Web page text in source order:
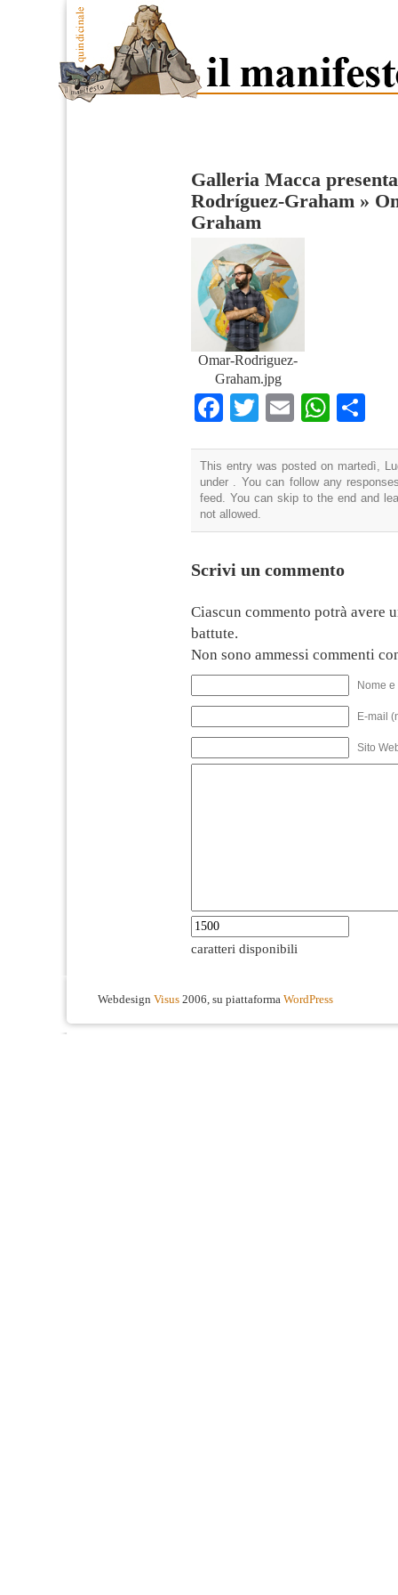
Galleria Macca
Rodríguez-Graham »
Graham
Omar-Rodriguez-
Graham.jpg
Facebook
TwitterEmail
This entry was posted on martedì,
under . You can follow any
feed. You can skip to the end and
not allowed.
Scrivi un commento
Ciascun commento potrà avere
battute.
Non sono ammessi commenti
Nome
E-mail
Sito
caratteri disponibili
Webdesign Visus 2006, su piattaforma WordPress